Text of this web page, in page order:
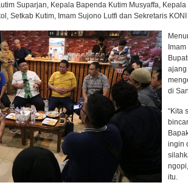
Suparjan, Kepala Bapenda Kutim Musyaffa,
Setkab Kutim, Imam Sujono Lutfi dan Sekretaris
ajang
di
“Kita
ingin
itu.